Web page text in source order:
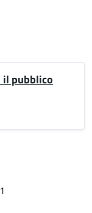
il pubblico